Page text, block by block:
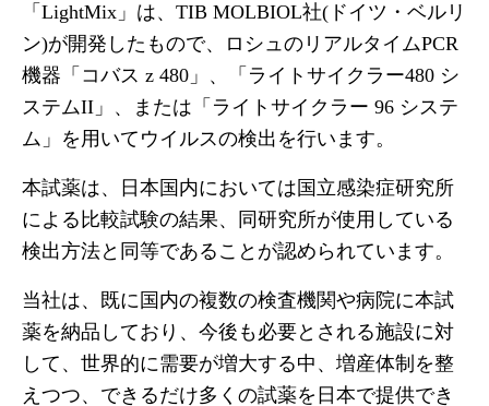
「LightMix」は、TIB MOLBIOL社(ドイツ・ベルリ
ン)が開発したもので、ロシュのリアルタイムPCR
機器「コバス z 480」、「ライトサイクラー480 シ
ステムII」、または「ライトサイクラー 96 システ
ム」を用いてウイルスの検出を行います。
本試薬は、日本国内においては国立感染症研究所
による比較試験の結果、同研究所が使用している
検出方法と同等であることが認められています。
当社は、既に国内の複数の検査機関や病院に本試
薬を納品しており、今後も必要とされる施設に対
して、世界的に需要が増大する中、増産体制を整
えつつ、できるだけ多くの試薬を日本で提供でき